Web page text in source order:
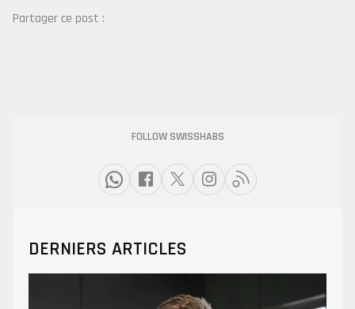
Partager ce post :
FOLLOW SWISSHABS
DERNIERS ARTICLES